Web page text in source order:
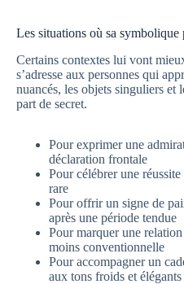
Les situations où sa symbolique
Certains contextes lui vont
s’adresse aux personnes qui
nuancés, les objets singuliers et
part de secret.
Pour exprimer une
déclaration frontale
Pour célébrer une
rare
Pour offrir un signe de
après une période tendue
Pour marquer une
moins conventionnelle
Pour accompagner un
aux tons froids et élégants